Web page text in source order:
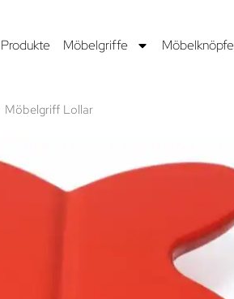
Möbelgriffe Möbelknöpfe
Möbelgriff Lollar